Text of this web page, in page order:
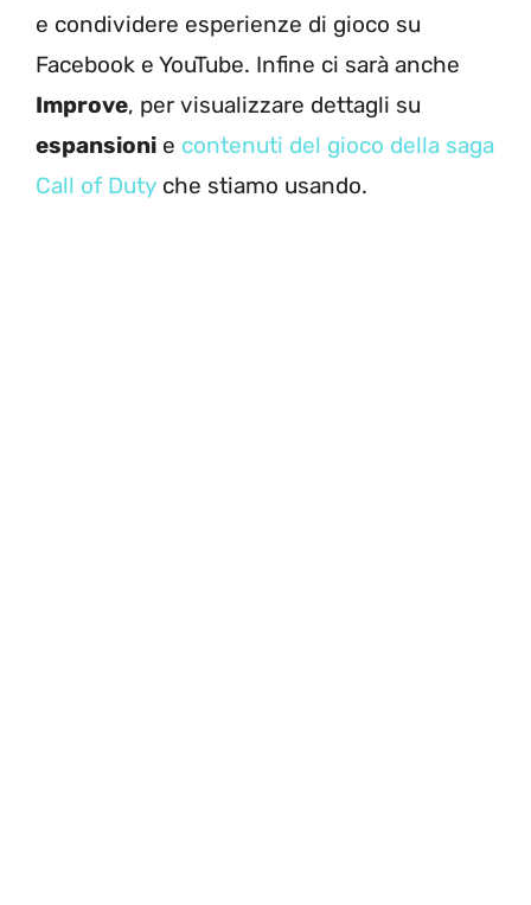
e condividere esperienze di gioco su
Facebook e YouTube. Infine ci sarà anche
Improve, per visualizzare dettagli su
espansioni e contenuti del gioco della saga
Call of Duty che stiamo usando.